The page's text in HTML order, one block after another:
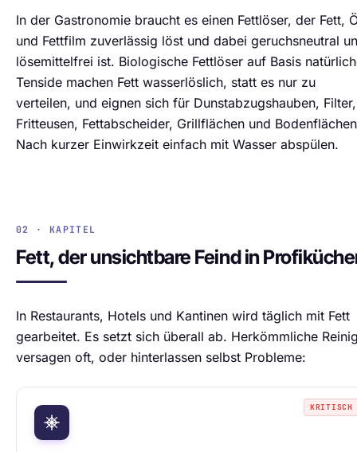
In der Gastronomie braucht es einen Fettlöser, der Fett,
und Fettfilm zuverlässig löst und dabei geruchsneutral
lösemittelfrei ist. Biologische Fettlöser auf Basis
Tenside machen Fett wasserlöslich, statt es nur zu
verteilen, und eignen sich für Dunstabzugshauben, Filter,
Fritteusen, Fettabscheider, Grillflächen und
Nach kurzer Einwirkzeit einfach mit Wasser abspülen.
02 · KAPITEL
Fett, der unsichtbare Feind in
In Restaurants, Hotels und Kantinen wird täglich mit Fett
gearbeitet. Es setzt sich überall ab. Herkömmliche
versagen oft, oder hinterlassen selbst Probleme:
KRITISCH